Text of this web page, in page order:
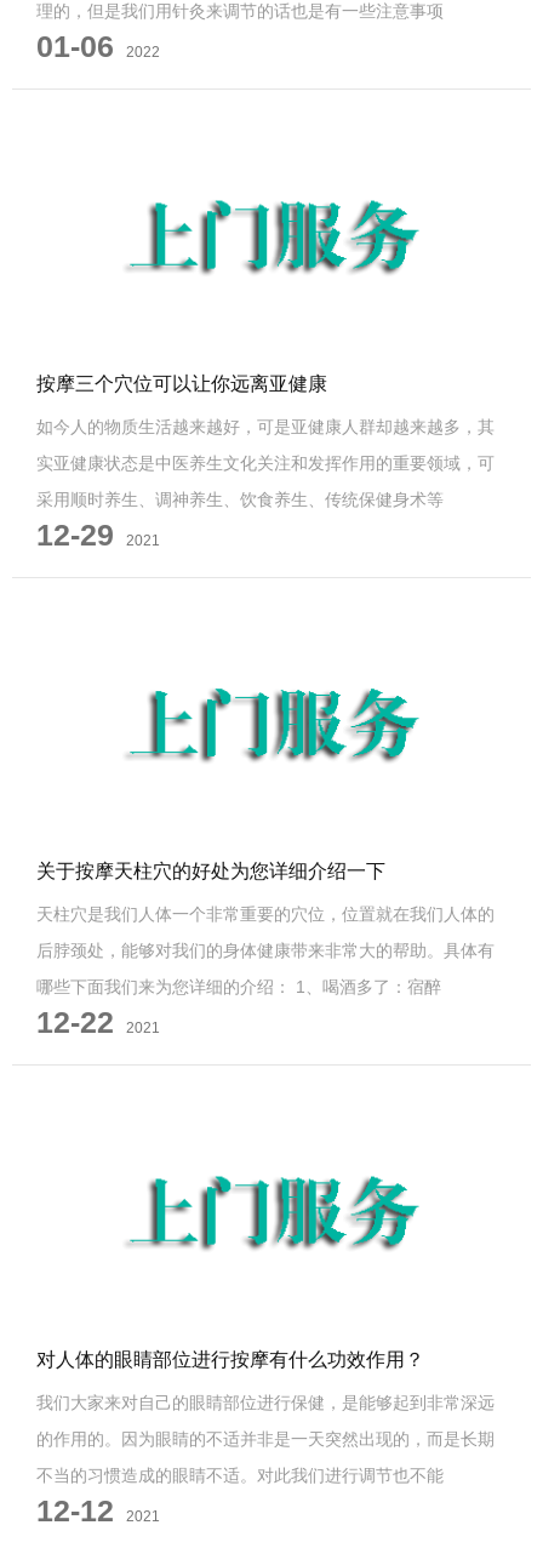
理的，但是我们用针灸来调节的话也是有一些注意事项
01-06 2022
按摩三个穴位可以让你远离亚健康
如今人的物质生活越来越好，可是亚健康人群却越来越多，其
实亚健康状态是中医养生文化关注和发挥作用的重要领域，可
采用顺时养生、调神养生、饮食养生、传统保健身术等
12-29 2021
关于按摩天柱穴的好处为您详细介绍一下
天柱穴是我们人体一个非常重要的穴位，位置就在我们人体的
后脖颈处，能够对我们的身体健康带来非常大的帮助。具体有
哪些下面我们来为您详细的介绍： 1、喝酒多了：宿醉
12-22 2021
对人体的眼睛部位进行按摩有什么功效作用？
我们大家来对自己的眼睛部位进行保健，是能够起到非常深远
的作用的。因为眼睛的不适并非是一天突然出现的，而是长期
不当的习惯造成的眼睛不适。对此我们进行调节也不能
12-12 2021